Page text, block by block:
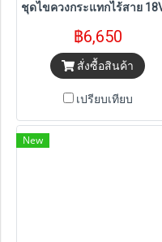
ชุดไขควงกระแทกไร้สาย
฿6,650
สั่งซื้อสินค้า
เปรียบเทียบ
New